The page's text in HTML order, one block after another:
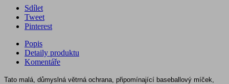
Sdílet
Tweet
Pinterest
Popis
Detaily produktu
Komentáře
Tato malá, důmyslná větrná ochrana, připomínající baseballový míček,